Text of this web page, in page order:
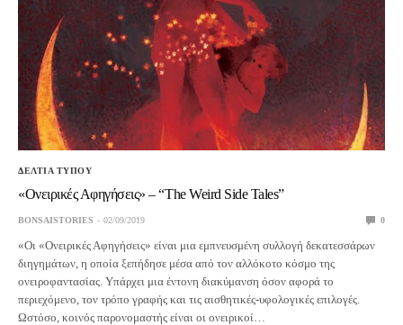
ΔΕΛΤΙΑ ΤΥΠΟΥ
«Ονειρικές Αφηγήσεις» – “The Weird Side Tales”
BONSAISTORIES 02/09/2019 0
«Οι «Ονειρικές Αφηγήσεις» είναι μια εμπνευσμένη συλλογή δεκατεσσάρων
διηγημάτων, η οποία ξεπήδησε μέσα από τον αλλόκοτο κόσμο της
ονειροφαντασίας. Υπάρχει μια έντονη διακύμανση όσον αφορά το
περιεχόμενο, τον τρόπο γραφής και τις αισθητικές-υφολογικές επιλογές.
Ωστόσο, κοινός παρονομαστής είναι οι ονειρικοί…